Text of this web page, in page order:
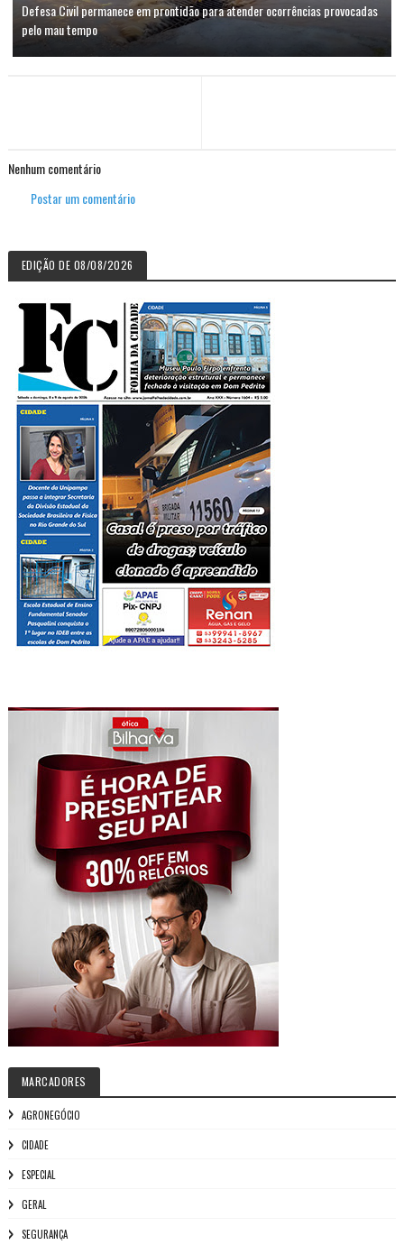
Defesa Civil permanece em prontidão para atender ocorrências provocadas
pelo mau tempo
Nenhum comentário
Postar um comentário
EDIÇÃO DE 08/08/2026
MARCADORES
AGRONEGÓCIO
CIDADE
ESPECIAL
GERAL
SEGURANÇA